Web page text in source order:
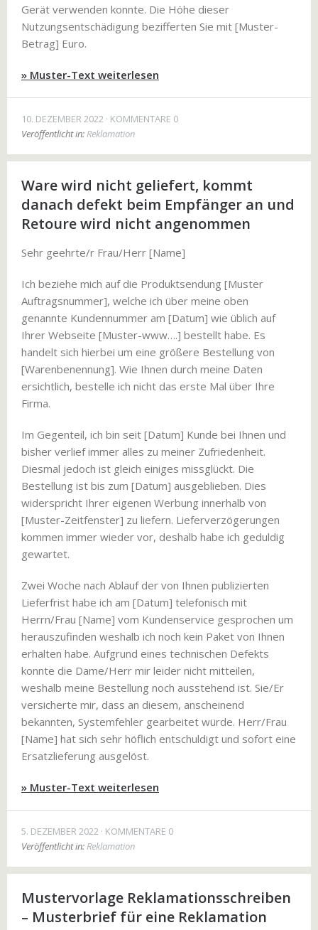
Gerät verwenden konnte. Die Höhe dieser
Nutzungsentschädigung bezifferten Sie mit [Muster-
Betrag] Euro.
» Muster-Text weiterlesen
10. DEZEMBER 2022 KOMMENTARE 0
Veröffentlicht in:Reklamation
Ware wird nicht geliefert, kommt
danach defekt beim Empfänger an und
Retoure wird nicht angenommen
Sehr geehrte/r Frau/Herr [Name]
Ich beziehe mich auf die Produktsendung [Muster
Auftragsnummer], welche ich über meine oben
genannte Kundennummer am [Datum] wie üblich auf
Ihrer Webseite [Muster-www….] bestellt habe. Es
handelt sich hierbei um eine größere Bestellung von
[Warenbenennung]. Wie Ihnen durch meine Daten
ersichtlich, bestelle ich nicht das erste Mal über Ihre
Firma.
Im Gegenteil, ich bin seit [Datum] Kunde bei Ihnen und
bisher verlief immer alles zu meiner Zufriedenheit.
Diesmal jedoch ist gleich einiges missglückt. Die
Bestellung ist bis zum [Datum] ausgeblieben. Dies
widerspricht Ihrer eigenen Werbung innerhalb von
[Muster-Zeitfenster] zu liefern. Lieferverzögerungen
kommen immer wieder vor, deshalb habe ich geduldig
gewartet.
Zwei Woche nach Ablauf der von Ihnen publizierten
Lieferfrist habe ich am [Datum] telefonisch mit
Herrn/Frau [Name] vom Kundenservice gesprochen um
herauszufinden weshalb ich noch kein Paket von Ihnen
erhalten habe. Aufgrund eines technischen Defekts
konnte die Dame/Herr mir leider nicht mitteilen,
weshalb meine Bestellung noch ausstehend ist. Sie/Er
versicherte mir, dass an diesem, anscheinend
bekannten, Systemfehler gearbeitet würde. Herr/Frau
[Name] hat sich sehr höflich entschuldigt und sofort eine
Ersatzlieferung ausgelöst.
» Muster-Text weiterlesen
5. DEZEMBER 2022 KOMMENTARE 0
Veröffentlicht in:Reklamation
Mustervorlage Reklamationsschreiben
– Musterbrief für eine Reklamation